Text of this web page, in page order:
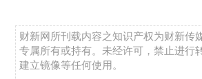
财新网所刊载内容之知识产权为财新传
专属所有或持有。未经许可，禁止进行
建立镜像等任何使用。